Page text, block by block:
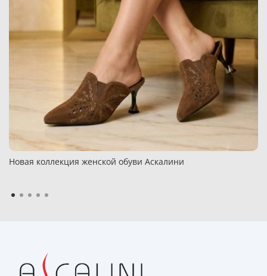
Новая коллекция женской обуви Аскалини